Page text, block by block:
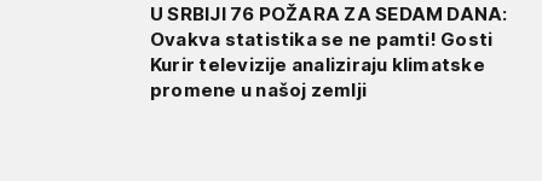
U SRBIJI 76 POŽARA ZA SEDAM DANA:
Ovakva statistika se ne pamti! Gosti
Kurir televizije analiziraju klimatske
promene u našoj zemlji